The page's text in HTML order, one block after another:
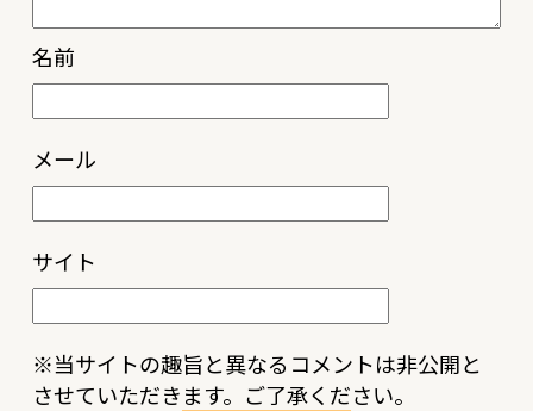
名前
メール
サイト
※当サイトの趣旨と異なるコメントは非公開と
させていただきます。ご了承ください。